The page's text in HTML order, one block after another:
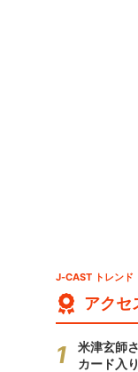
J-CAST トレンド
アクセ
米津玄師
カード入